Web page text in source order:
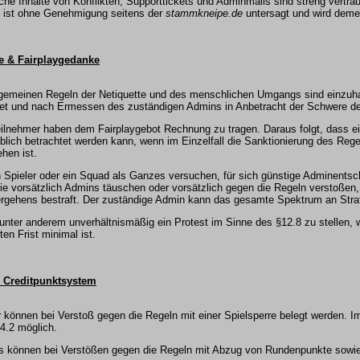
ist ohne Genehmigung seitens der stammkneipe.de untersagt und wird
& Fairplaygedanke
Regeln der Netiquette und des menschlichen Umgangs sind
und nach Ermessen des zuständigen Admins in Anbetracht der Schwere
haben dem Fairplaygebot Rechnung zu tragen. Daraus folgt, dass
betrachtet werden kann, wenn im Einzelfall die Sanktionierung des
ist.
Spieler oder ein Squad als Ganzes versuchen, für sich günstige
vorsätzlich Admins täuschen oder vorsätzlich gegen die Regeln
bestraft. Der zuständige Admin kann das gesamte Spektrum an
anderem unverhältnismäßig ein Protest im Sinne des §12.8 zu stellen,
Frist minimal ist.
Creditpunktsystem
können bei Verstoß gegen die Regeln mit einer Spielsperre belegt werden.
möglich.
können bei Verstößen gegen die Regeln mit Abzug von Rundenpunkte